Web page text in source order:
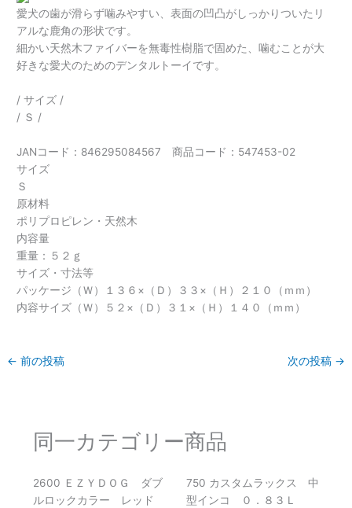
愛犬の歯が滑らず噛みやすい、表面の凹凸がしっかりついたリ
アルな鹿角の形状です。
細かい天然木ファイバーを無毒性樹脂で固めた、噛むことが大
好きな愛犬のためのデンタルトーイです。
/ サイズ /
/ Ｓ /
JANコード：846295084567 商品コード：547453-02
サイズ
Ｓ
原材料
ポリプロピレン・天然木
内容量
重量：５２ｇ
サイズ・寸法等
パッケージ（Ｗ）１３６×（Ｄ）３３×（Ｈ）２１０（ｍｍ）
内容サイズ（Ｗ）５２×（Ｄ）３１×（Ｈ）１４０（ｍｍ）
← 前の投稿 次の投稿 →
同一カテゴリー商品
2600 ＥＺＹＤＯＧ ダブ
ルロックカラー レッド
750 カスタムラックス 中
型インコ ０．８３Ｌ